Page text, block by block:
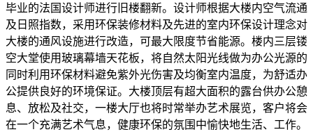
毕业的法国设计师进行旧楼翻新。设计师根据大楼内空气流通
及日照指数，采用环保装修材料及先进的室内环保设计理念对
大楼的通风设施进行改造，可最大限度节省能源。楼内三层镂
空大堂使用玻璃幕墙天花板，将自然太阳光线做为办公光源的
同时利用环保材料避免紫外光伤害及均衡室内温度，为舒适办
公提供良好的环境保证。大楼顶层有超大面积的露台供办公憩
息、放松及社交，一楼大厅也将时常举办艺术展览，客户将会
在一个充满艺术气息，健康环保的氛围中愉快地生活、工作。